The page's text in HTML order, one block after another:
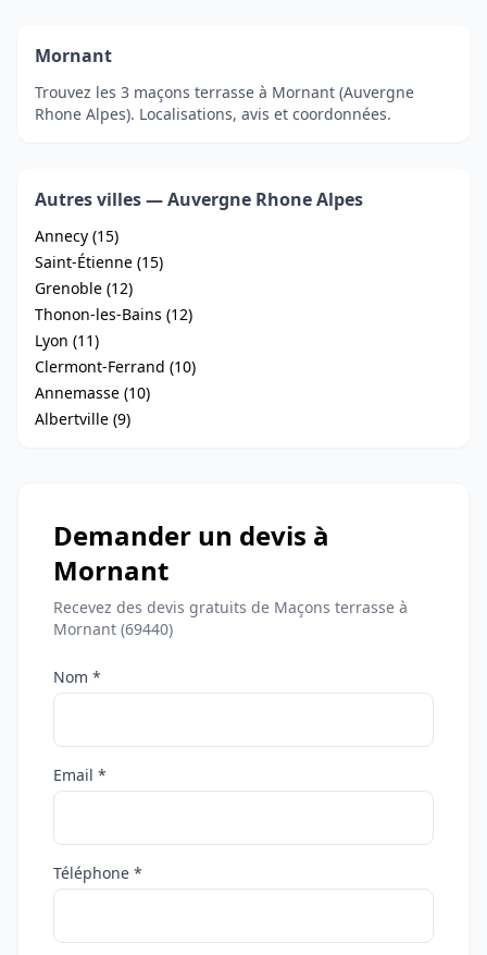
Mornant
Trouvez les 3 maçons terrasse à Mornant (Auvergne
Rhone Alpes). Localisations, avis et coordonnées.
Autres villes — Auvergne Rhone Alpes
Annecy (15)
Saint-Étienne (15)
Grenoble (12)
Thonon-les-Bains (12)
Lyon (11)
Clermont-Ferrand (10)
Annemasse (10)
Albertville (9)
Demander un devis à
Mornant
Recevez des devis gratuits de Maçons terrasse à
Mornant (69440)
Nom *
Email *
Téléphone *